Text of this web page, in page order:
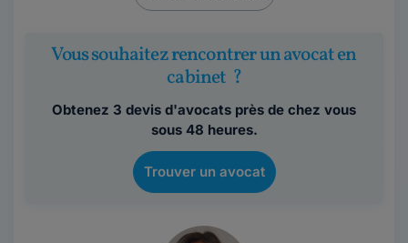
Vous souhaitez rencontrer un avocat en
cabinet ?
Obtenez 3 devis d'avocats près de chez vous
sous 48 heures.
Trouver un avocat